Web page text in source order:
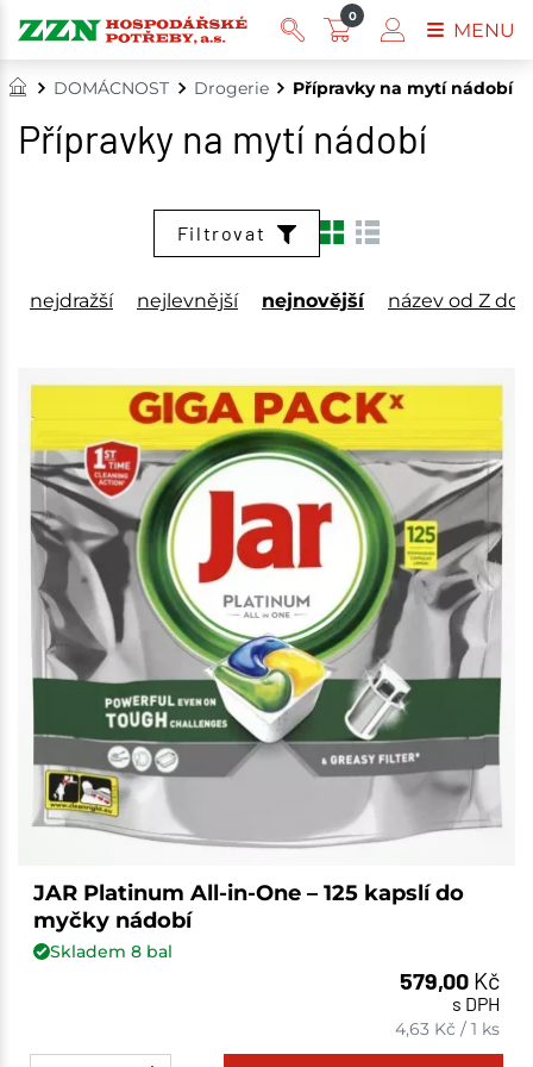
DOMÁCNOST Drogerie Přípravky na mytí nádobí
Přípravky na mytí nádobí
Filtrovat
nejdražší nejlevnější nejnovější název od Z do
JAR Platinum All-in-One – 125 kapslí do
myčky nádobí
Skladem 8bal
579,00 Kč
s DPH
4,63 Kč /1 ks
0
MENU